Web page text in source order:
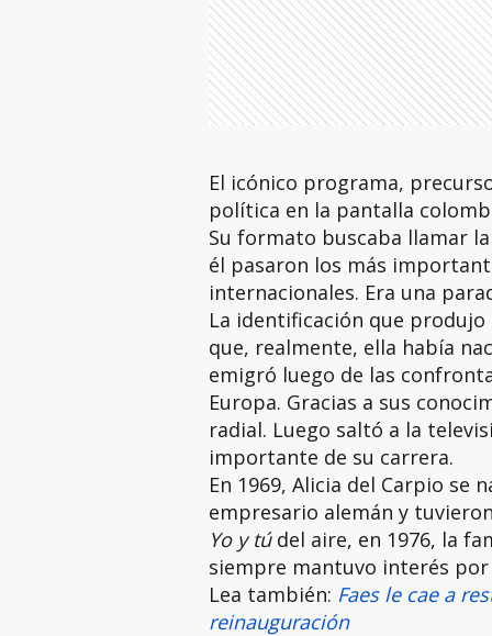
El icónico programa,
política en la pantalla
Su formato buscaba llamar
él pasaron los más
internacionales. Era una
La identificación que
que, realmente, ella había
emigró luego de las
Europa. Gracias a sus
radial. Luego saltó a la
importante de su carrera.
En 1969, Alicia del Carpio se
empresario alemán y
Yo y túdel aire, en 1976, la
siempre mantuvo interés
Lea también: Faes le cae a
reinauguración